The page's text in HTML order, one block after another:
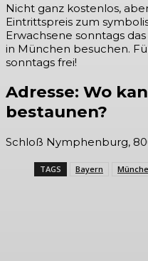
Nicht ganz kostenlos,
Eintrittspreis zum
Erwachsene sonntags
in München besuchen.
sonntags frei!
Adresse: Wo
bestaunen?
Schloß Nymphenburg,
TAGS Bayern